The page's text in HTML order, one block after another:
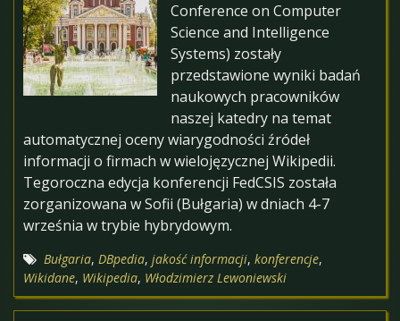
Conference on Computer
Science and Intelligence
Systems) zostały
przedstawione wyniki badań
naukowych pracowników
naszej katedry na temat
automatycznej oceny wiarygodności źródeł
informacji o firmach w wielojęzycznej Wikipedii.
Tegoroczna edycja konferencji FedCSIS została
zorganizowana w Sofii (Bułgaria) w dniach 4-7
września w trybie hybrydowym.
Bułgaria, DBpedia, jakość informacji, konferencje,
Wikidane, Wikipedia, Włodzimierz Lewoniewski